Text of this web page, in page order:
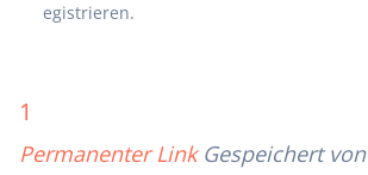
egistrieren.
1
Permanenter Link Gespeichert von